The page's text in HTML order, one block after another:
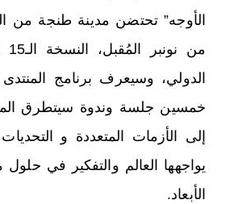
الدولي، وسيعرف برنامج
خمسين جلسة وندوة سيتطرق
إلى الأزمات المتعددة و التحديات
يواجهها العالم والتفكير في حلول
الأبعاد.